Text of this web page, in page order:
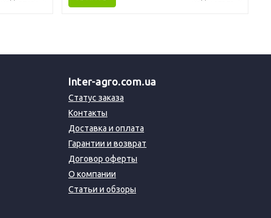
Inter-agro.com.ua
Статус заказа
Контакты
Доставка и оплата
Гарантии и возврат
Договор оферты
О компании
Статьи и обзоры